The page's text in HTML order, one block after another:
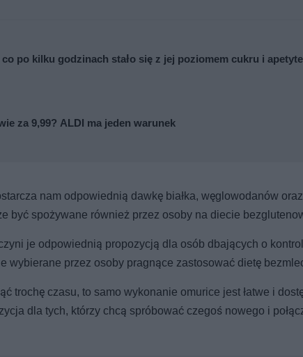
po kilku godzinach stało się z jej poziomem cukru i
za 9,99? ALDI ma jeden warunek
nam odpowiednią dawkę białka, węglowodanów oraz
być spożywane również przez osoby na diecie
je odpowiednią propozycją dla osób dbających o
wybierane przez osoby pragnące zastosować dietę
trochę czasu, to samo wykonanie omurice jest łatwe i
dla tych, którzy chcą spróbować czegoś nowego i